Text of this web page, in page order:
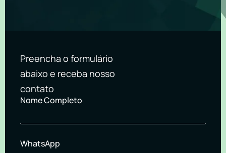
Preencha o formulário
abaixo e receba nosso
contato
Nome Completo
WhatsApp